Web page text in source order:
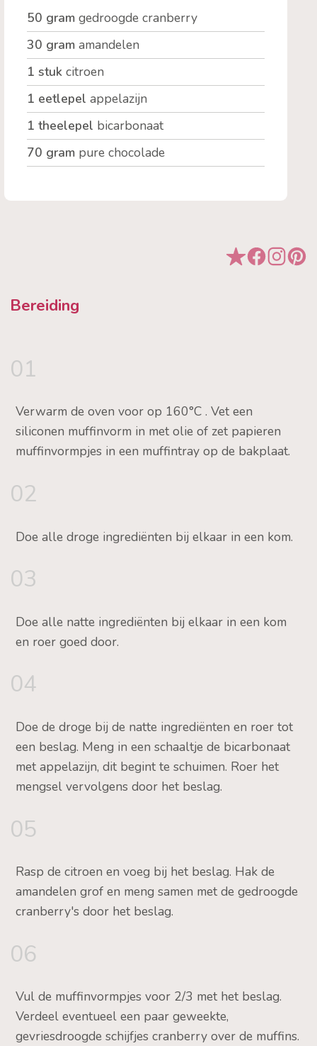
50 gram gedroogde cranberry
30 gram amandelen
1 stuk citroen
1 eetlepel appelazijn
1 theelepel bicarbonaat
70 gram pure chocolade
Bereiding
01
Verwarm de oven voor op 160°C . Vet een
siliconen muffinvorm in met olie of zet papieren
muffinvormpjes in een muffintray op de bakplaat.
02
Doe alle droge ingrediënten bij elkaar in een kom.
03
Doe alle natte ingrediënten bij elkaar in een kom
en roer goed door.
04
Doe de droge bij de natte ingrediënten en roer tot
een beslag. Meng in een schaaltje de bicarbonaat
met appelazijn, dit begint te schuimen. Roer het
mengsel vervolgens door het beslag.
05
Rasp de citroen en voeg bij het beslag. Hak de
amandelen grof en meng samen met de gedroogde
cranberry's door het beslag.
06
Vul de muffinvormpjes voor 2/3 met het beslag.
Verdeel eventueel een paar geweekte,
gevriesdroogde schijfjes cranberry over de muffins.